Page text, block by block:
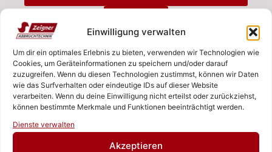
Einwilligung verwalten
Um dir ein optimales Erlebnis zu bieten, verwenden wir Technologien wie
Cookies, um Geräteinformationen zu speichern und/oder darauf
zuzugreifen. Wenn du diesen Technologien zustimmst, können wir Daten
wie das Surfverhalten oder eindeutige IDs auf dieser Website
verarbeiten. Wenn du deine Einwilligung nicht erteilst oder zurückziehst,
können bestimmte Merkmale und Funktionen beeinträchtigt werden.
Dienste verwalten
Akzeptieren
Rufen Sie uns an!